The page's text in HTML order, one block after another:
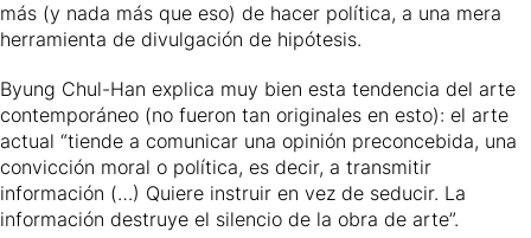
más (y nada más que eso) de hacer política, a una mera
herramienta de divulgación de hipótesis.
Byung Chul-Han explica muy bien esta tendencia del arte
contemporáneo (no fueron tan originales en esto): el arte
actual “tiende a comunicar una opinión preconcebida, una
convicción moral o política, es decir, a transmitir
información (…) Quiere instruir en vez de seducir. La
información destruye el silencio de la obra de arte”.